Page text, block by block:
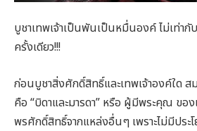
บูชาเทพเจ้าเป็นพันเป็นหมื่นองค์ ไม่เท่า
ครั้งเดียว!!!
ก่อนบูชาสิ่งศักดิ์สิทธิ์และเทพเจ้าองค์ใด
คือ “บิดาและมารดา” หรือ ผู้มีพระคุณ ของ
พรศักดิ์สิทธิ์จากแหล่งอื่นๆ เพราะไม่มีประโ